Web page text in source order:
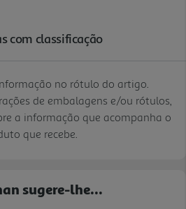
no rótulo do artigo.
de embalagens e/ou rótulos,
a informação que acompanha o
que recebe.
sugere-lhe...